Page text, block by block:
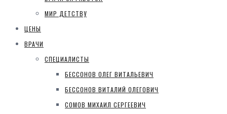
МИР ДЕТСТВУ
ЦЕНЫ
ВРАЧИ
СПЕЦИАЛИСТЫ
БЕССОНОВ ОЛЕГ ВИТАЛЬЕВИЧ
БЕССОНОВ ВИТАЛИЙ ОЛЕГОВИЧ
СОМОВ МИХАИЛ СЕРГЕЕВИЧ